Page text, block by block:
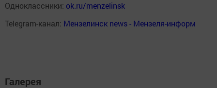
Одноклассники: ok.ru/menzelinsk
Telegram-канал: Мензелинск news - Мензеля-информ
Галерея